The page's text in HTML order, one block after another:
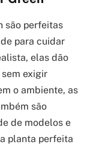
são perfeitas
para cuidar
elas dão
exigir
o ambiente, as
são
de modelos e
planta perfeita